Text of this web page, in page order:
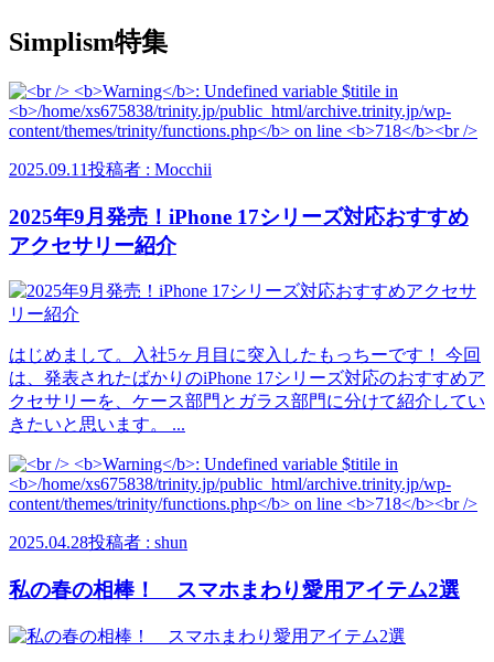
Simplism特集
2025.09.11投稿者 : Mocchii
2025年9月発売！iPhone 17シリーズ対応おすすめ
アクセサリー紹介
はじめまして。入社5ヶ月目に突入したもっちーです！ 今回
は、発表されたばかりのiPhone 17シリーズ対応のおすすめア
クセサリーを、ケース部門とガラス部門に分けて紹介してい
きたいと思います。 ...
2025.04.28投稿者 : shun
私の春の相棒！ スマホまわり愛用アイテム2選